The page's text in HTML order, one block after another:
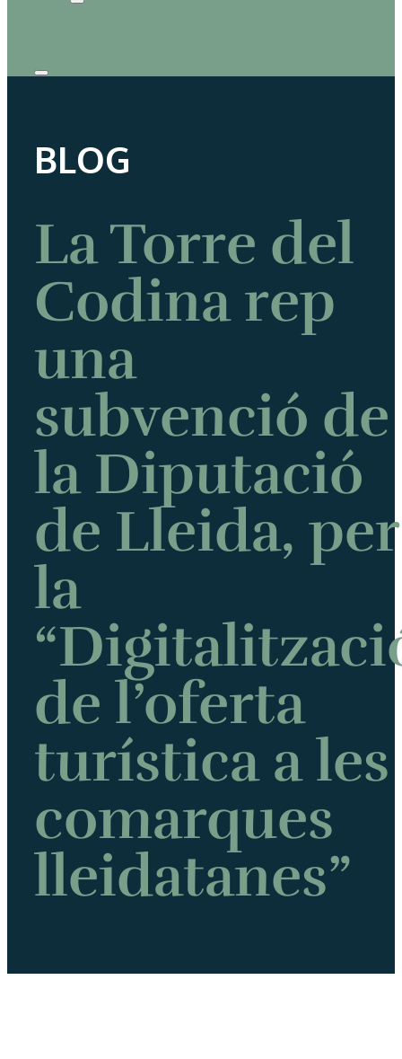
BLOG
La Torre del
Codina rep
una
subvenció de
la Diputació
de Lleida, per
la
de l’oferta
turística a les
comarques
lleidatanes”